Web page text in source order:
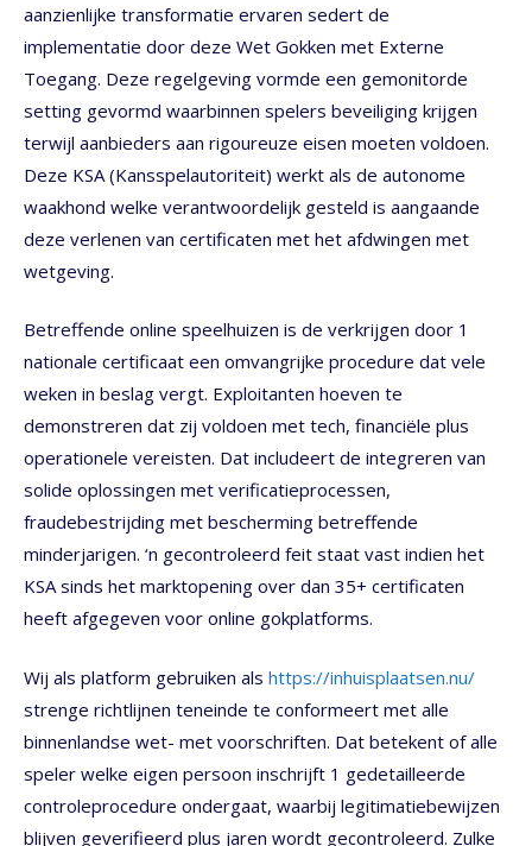
aanzienlijke transformatie ervaren sedert de
implementatie door deze Wet Gokken met Externe
Toegang. Deze regelgeving vormde een gemonitorde
setting gevormd waarbinnen spelers beveiliging krijgen
terwijl aanbieders aan rigoureuze eisen moeten voldoen.
Deze KSA (Kansspelautoriteit) werkt als de autonome
waakhond welke verantwoordelijk gesteld is aangaande
deze verlenen van certificaten met het afdwingen met
wetgeving.
Betreffende online speelhuizen is de verkrijgen door 1
nationale certificaat een omvangrijke procedure dat vele
weken in beslag vergt. Exploitanten hoeven te
demonstreren dat zij voldoen met tech, financiële plus
operationele vereisten. Dat includeert de integreren van
solide oplossingen met verificatieprocessen,
fraudebestrijding met bescherming betreffende
minderjarigen. ‘n gecontroleerd feit staat vast indien het
KSA sinds het marktopening over dan 35+ certificaten
heeft afgegeven voor online gokplatforms.
Wij als platform gebruiken als https://inhuisplaatsen.nu/
strenge richtlijnen teneinde te conformeert met alle
binnenlandse wet- met voorschriften. Dat betekent of alle
speler welke eigen persoon inschrijft 1 gedetailleerde
controleprocedure ondergaat, waarbij legitimatiebewijzen
blijven geverifieerd plus jaren wordt gecontroleerd. Zulke